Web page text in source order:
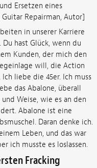
Ersetzen eines
Repairman, Autor]
in unserer Karriere
hast Glück, wenn du
Kunden, der mich den
will, die Action
liebe die 45er. Ich muss
das Abalone, überall
Weise, wie es an den
Abalone ist eine
Daran denke ich.
Leben, und das war
ich musste es loslassen.
Fracking